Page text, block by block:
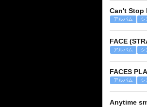
Can't Stop
アルバム シ
FACE
アルバム シ
FACES
アルバム シ
Anytime